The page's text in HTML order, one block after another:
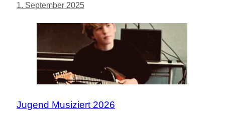
1. September 2025
Jugend Musiziert 2026